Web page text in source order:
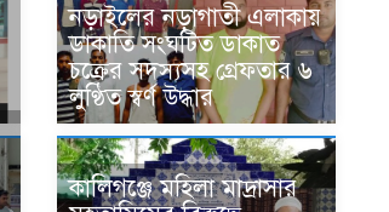
নড়াইলের নড়াগাতী এলাকায়
ডাকাতি সংঘটিত ডাকাত
চক্রের সদস্যসহ গ্রেফতার ৬
লুণ্ঠিত স্বর্ণ উদ্ধার
কালিগঞ্জে মহিলা মাদ্রাসার